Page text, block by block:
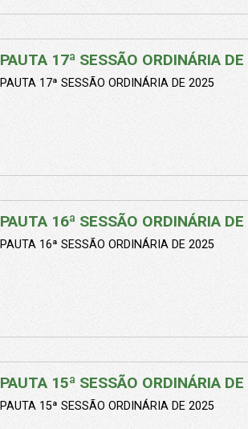
PAUTA 17ª SESSÃO ORDINÁRIA
PAUTA 17ª SESSÃO ORDINÁRIA DE 2025
PAUTA 16ª SESSÃO ORDINÁRIA
PAUTA 16ª SESSÃO ORDINÁRIA DE 2025
PAUTA 15ª SESSÃO ORDINÁRIA
PAUTA 15ª SESSÃO ORDINÁRIA DE 2025